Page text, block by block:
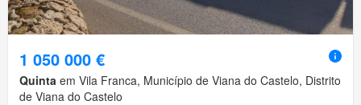
1 050 000 €
Quinta em Vila Franca, Município de Viana do Castelo, Distrito
de Viana do Castelo